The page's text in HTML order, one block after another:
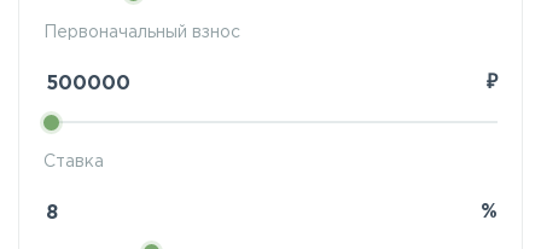
Ставка
%
Первоначальный взнос
₽